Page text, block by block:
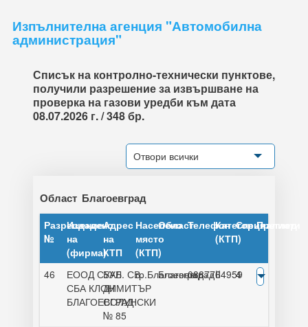
Изпълнителна агенция "Автомобилна
администрация"
Списък на контролно-технически пунктове,
получили разрешение за извършване на
проверка на газови уредби към дата
08.07.2026 г. / 348 бр.
Отвори всички
Област Благоевград
Разрешение
№
Издадено
на
(фирма)
Адрес
на
КТП
Населено
място
(КТП)
ОбластТелефонКатегория
(КТП)
Специалисти
Преглед
46
ЕООД СУАБ
СБА КЛОН
БЛАГОЕВГРАД
БУЛ. СВ.
ДИМИТЪР
СОЛУНСКИ
№ 85
гр.Благоевград
Благоевград0887764959
II 4